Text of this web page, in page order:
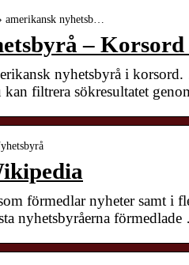
amerikansk nyhetsb…
–
nyhetsbyrå i
filtrera sökresultatet
förmedlar nyheter samt i
nyhetsbyråerna